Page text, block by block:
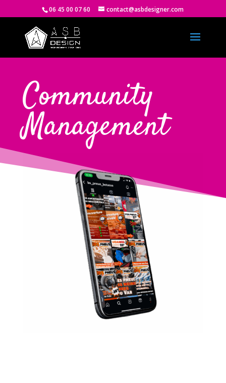
06 45 00 07 60 contact@asbdesigner.com
Community
Management